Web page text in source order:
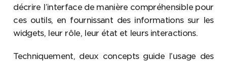
décrire l’interface de manière compréhensible pour
ces outils, en fournissant des informations sur les
widgets, leur rôle, leur état et leurs interactions.
Techniquement, deux concepts guide l’usage des